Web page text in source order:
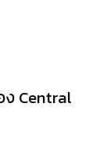
Central